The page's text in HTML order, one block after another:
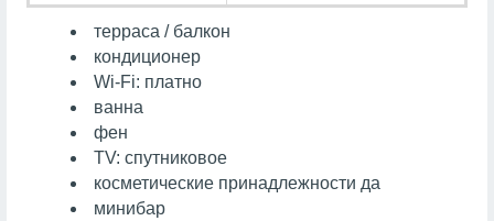
терраса / балкон
кондиционер
Wi-Fi: платно
ванна
фен
TV: спутниковое
косметические принадлежности да
минибар